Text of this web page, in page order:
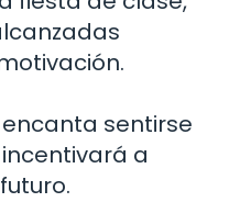
sentirse
a